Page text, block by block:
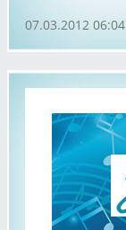
07.03.2012 06:04